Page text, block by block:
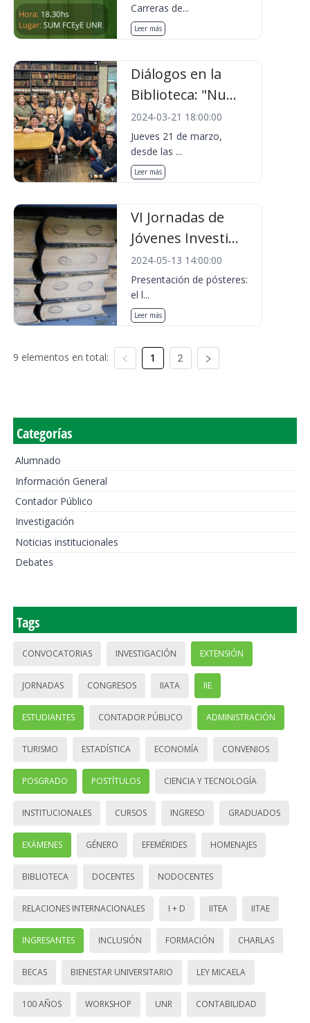
Carreras de...
Leer más
Diálogos en la
Biblioteca: "Nu...
2024-03-21 18:00:00
Jueves 21 de marzo,
desde las ...
Leer más
VI Jornadas de
Jóvenes Investi...
2024-05-13 14:00:00
Presentación de pósteres:
el l...
Leer más
9 elementos en total: 1 2
Categorías
Alumnado
Información General
Contador Público
Investigación
Noticias institucionales
Debates
Tags
CONVOCATORIAS INVESTIGACIÓN EXTENSIÓN
JORNADAS CONGRESOS IIATA IIE
ESTUDIANTES CONTADOR PÚBLICO ADMINISTRACIÓN
TURISMO ESTADÍSTICA ECONOMÍA CONVENIOS
POSGRADO POSTÍTULOS CIENCIA Y TECNOLOGÍA
INSTITUCIONALES CURSOS INGRESO GRADUADOS
EXÁMENES GÉNERO EFEMÉRIDES HOMENAJES
BIBLIOTECA DOCENTES NODOCENTES
RELACIONES INTERNACIONALES I + D IITEA IITAE
INGRESANTES INCLUSIÓN FORMACIÓN CHARLAS
BECAS BIENESTAR UNIVERSITARIO LEY MICAELA
100 AÑOS WORKSHOP UNR CONTABILIDAD